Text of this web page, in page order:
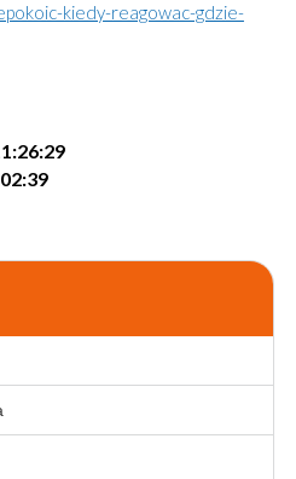
kiedy-reagowac-gdzie-